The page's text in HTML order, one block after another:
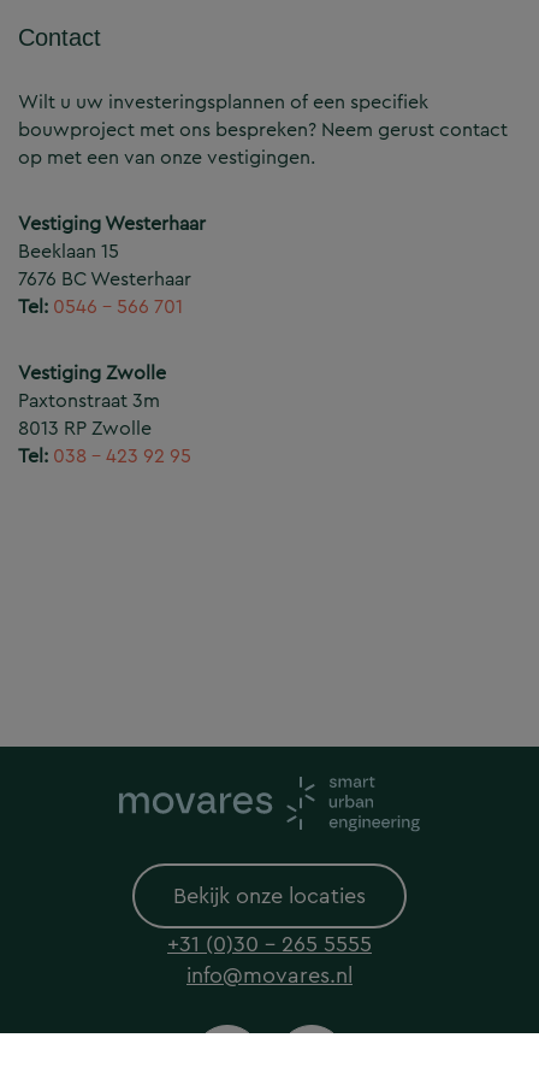
Contact
Wilt u uw investeringsplannen of een specifiek
bouwproject met ons bespreken? Neem gerust contact
op met een van onze vestigingen.
Vestiging Westerhaar
Beeklaan 15
7676 BC Westerhaar
Tel: 0546 – 566 701
Vestiging Zwolle
Paxtonstraat 3m
8013 RP Zwolle
Tel: 038 – 423 92 95
Bekijk onze locaties
+31 (0)30 - 265 5555
info@movares.nl